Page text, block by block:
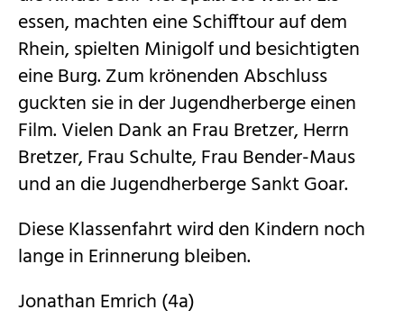
Kontakt
essen, machten eine Schifftour auf dem
Rhein, spielten Minigolf und besichtigten
eine Burg. Zum krönenden Abschluss
guckten sie in der Jugendherberge einen
Film. Vielen Dank an Frau Bretzer, Herrn
Bretzer, Frau Schulte, Frau Bender-Maus
und an die Jugendherberge Sankt Goar.
Diese Klassenfahrt wird den Kindern noch
lange in Erinnerung bleiben.
Jonathan Emrich (4a)